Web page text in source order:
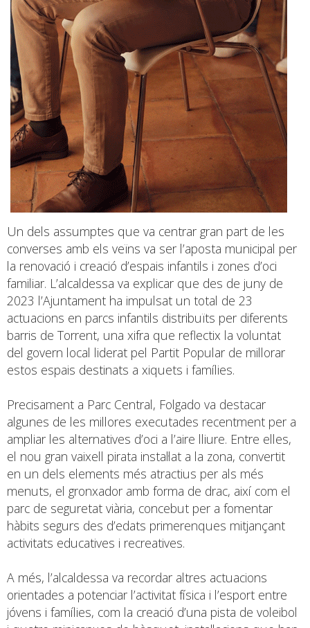
Un dels assumptes que va centrar gran part de les
converses amb els veïns va ser l’aposta municipal per
la renovació i creació d’espais infantils i zones d’oci
familiar. L’alcaldessa va explicar que des de juny de
2023 l’Ajuntament ha impulsat un total de 23
actuacions en parcs infantils distribuïts per diferents
barris de Torrent, una xifra que reflectix la voluntat
del govern local liderat pel Partit Popular de millorar
estos espais destinats a xiquets i famílies.
Precisament a Parc Central, Folgado va destacar
algunes de les millores executades recentment per a
ampliar les alternatives d’oci a l’aire lliure. Entre elles,
el nou gran vaixell pirata instal·lat a la zona, convertit
en un dels elements més atractius per als més
menuts, el gronxador amb forma de drac, així com el
parc de seguretat viària, concebut per a fomentar
hàbits segurs des d’edats primerenques mitjançant
activitats educatives i recreatives.
A més, l’alcaldessa va recordar altres actuacions
orientades a potenciar l’activitat física i l’esport entre
jóvens i famílies, com la creació d’una pista de voleibol